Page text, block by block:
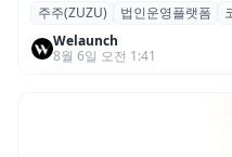
스톡옵션 취소율 2
권리 발생 즉시 행사
주주(ZUZU) 법인운영플랫폼
Welaunch
8월 6일 오전 1:41